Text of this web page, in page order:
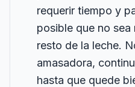
requerir tiempo y
posible que no sea
resto de la leche.
amasadora,
hasta que quede